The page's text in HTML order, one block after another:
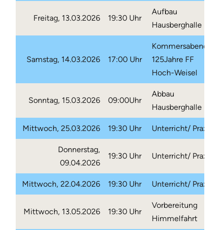
Freitag, 13.03.2026 19:30 Uhr
Aufbau
Hausberghalle
Samstag, 14.03.2026 17:00 Uhr
Kommersabend
125Jahre FF
Hoch-Weisel
Sonntag, 15.03.2026 09:00Uhr
Abbau
Hausberghalle
Mittwoch, 25.03.2026 19:30 Uhr Unterricht/ Praxis
Donnerstag,
09.04.2026
19:30 Uhr Unterricht/ Praxis
Mittwoch, 22.04.2026 19:30 Uhr Unterricht/ Praxis
Mittwoch, 13.05.2026 19:30 Uhr
Vorbereitung
Himmelfahrt